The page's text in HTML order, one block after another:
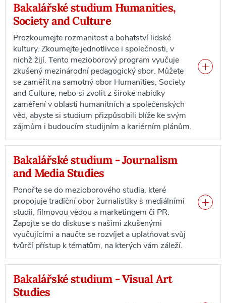
Bakalářské studium Humanities,
Society and Culture
Prozkoumejte rozmanitost a bohatství lidské
kultury. Zkoumejte jednotlivce i společnosti, v
nichž žijí. Tento mezioborový program vyučuje
zkušený mezinárodní pedagogický sbor. Můžete
se zaměřit na samotný obor Humanities, Society
and Culture, nebo si zvolit z široké nabídky
zaměření v oblasti humanitních a společenských
věd, abyste si studium přizpůsobili blíže ke svým
zájmům i budoucím studijním a kariérním plánům.
Bakalářské studium - Journalism
and Media Studies
Ponořte se do mezioborového studia, které
propojuje tradiční obor žurnalistiky s mediálními
studii, filmovou vědou a marketingem či PR.
Zapojte se do diskuse s našimi zkušenými
vyučujícími a naučte se rozvíjet a uplatňovat svůj
tvůrčí přístup k tématům, na kterých vám záleží.
Bakalářské studium - Visual Art
Studies